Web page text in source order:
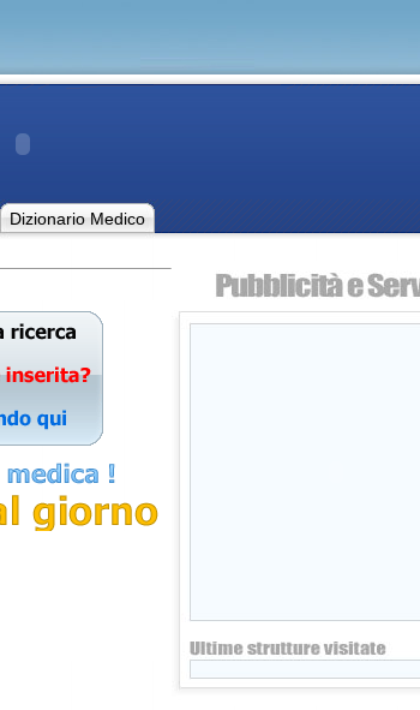
Dizionario Medico